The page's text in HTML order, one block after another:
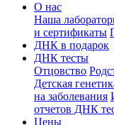
О нас
Наша
и сертификаты
ДНК в подарок
ДНК тесты
Отцовство
Детская
на заболевания
отчетов ДНК
Цены